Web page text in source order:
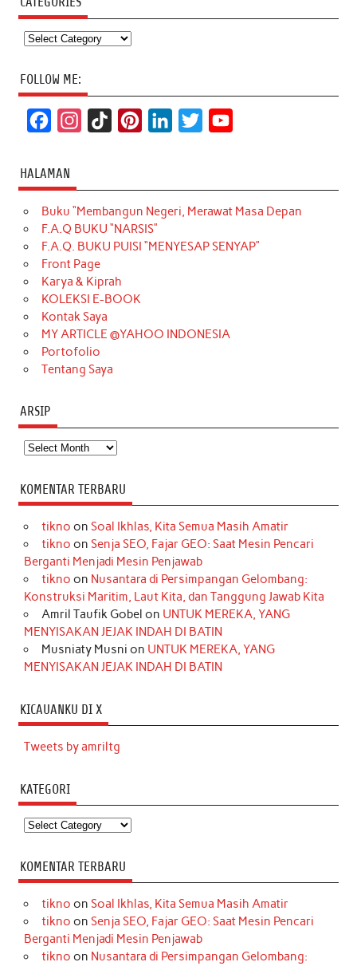
Categories
FOLLOW ME:
c
e
b
o
o
k
t
a
g
r
a
m
T
o
k
t
e
r
k
e
d
t
t
e
T
u
b
HALAMAN
Buku “Membangun Negeri, Merawat Masa Depan
F.A.Q BUKU “NARSIS”
F.A.Q. BUKU PUISI “MENYESAP SENYAP”
Front Page
Karya & Kiprah
KOLEKSI E-BOOK
Kontak Saya
MY ARTICLE @YAHOO INDONESIA
Portofolio
Tentang Saya
ARSIP
Arsip
KOMENTAR TERBARU
tikno on Soal Ikhlas, Kita Semua Masih Amatir
tikno on Senja SEO, Fajar GEO: Saat Mesin Pencari
Berganti Menjadi Mesin Penjawab
tikno on Nusantara di Persimpangan Gelombang:
Konstruksi Maritim, Laut Kita, dan Tanggung Jawab Kita
Amril Taufik Gobel on UNTUK MEREKA, YANG
MENYISAKAN JEJAK INDAH DI BATIN
Musniaty Musni on UNTUK MEREKA, YANG
MENYISAKAN JEJAK INDAH DI BATIN
KICAUANKU DI X
Tweets by amriltg
KATEGORI
Kategori
KOMENTAR TERBARU
tikno on Soal Ikhlas, Kita Semua Masih Amatir
tikno on Senja SEO, Fajar GEO: Saat Mesin Pencari
Berganti Menjadi Mesin Penjawab
tikno on Nusantara di Persimpangan Gelombang: